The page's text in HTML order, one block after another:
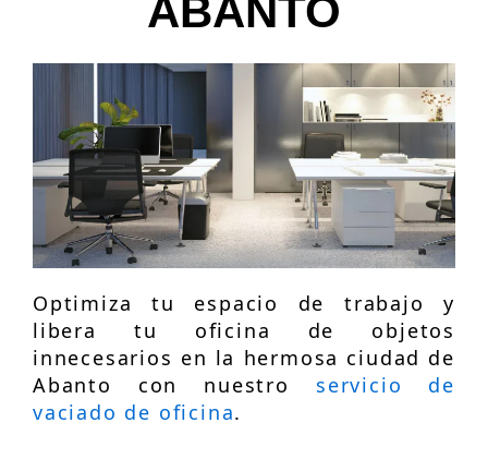
ABANTO
Optimiza tu espacio de trabajo y
libera tu oficina de objetos
innecesarios en la hermosa ciudad de
Abanto con nuestro servicio de
vaciado de oficina.